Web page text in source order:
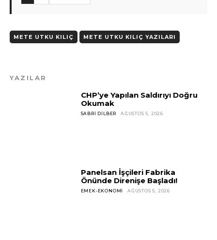
METE UTKU KILIÇ METE UTKU KILIÇ YAZILARI
YAZILAR
CHP’ye Yapılan Saldırıyı Doğru
Okumak
SABRI DILBER AĞUSTOS 5, 2026
Panelsan İşçileri Fabrika
Önünde Direnişe Başladı!
EMEK-EKONOMI AĞUSTOS 5, 2026